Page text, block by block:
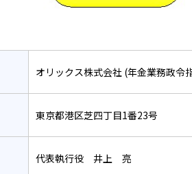
オリックス株式会社 (年金業務政令
東京都港区芝四丁目1番23号
代表執行役 井上 亮